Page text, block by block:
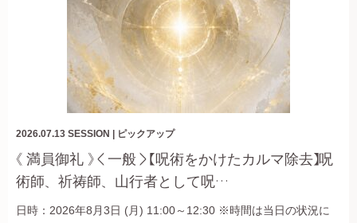
2026.07.13 SESSION ピックアップ
《 満員御礼 》＜一般＞【呪術をかけたカルマ除去】呪
術師、祈祷師、山行者として呪…
日時：2026年8月3日 (月) 11:00～12:30 ※時間は当日の状況に